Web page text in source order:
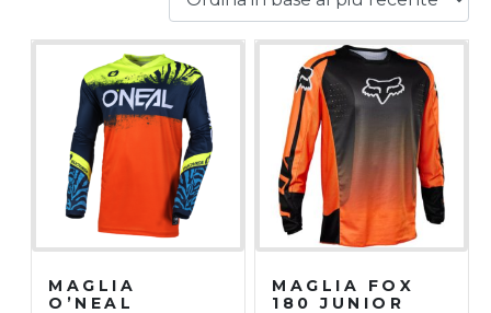
MAGLIA
O’NEAL
MAGLIA FOX
180 JUNIOR